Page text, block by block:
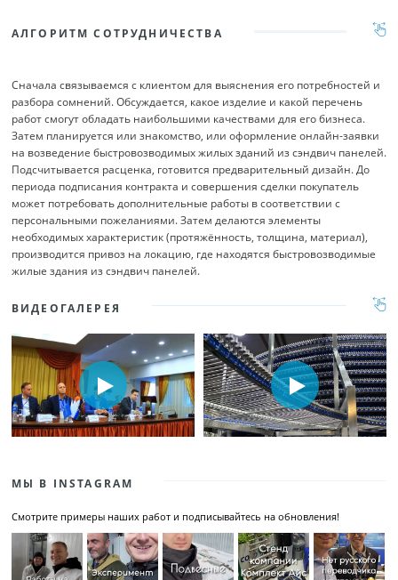
АЛГОРИТМ СОТРУДНИЧЕСТВА
Сначала связываемся с клиентом для выяснения его потребностей и
разбора сомнений. Обсуждается, какое изделие и какой перечень
работ смогут обладать наибольшими качествами для его бизнеса.
Затем планируется или знакомство, или оформление онлайн-заявки
на возведение быстровозводимых жилых зданий из сэндвич панелей.
Подсчитывается расценка, готовится предварительный дизайн. До
периода подписания контракта и совершения сделки покупатель
может потребовать дополнительные работы в соответствии с
персональными пожеланиями. Затем делаются элементы
необходимых характеристик (протяжённость, толщина, материал),
производится привоз на локацию, где находятся быстровозводимые
жилые здания из сэндвич панелей.
ВИДЕОГАЛЕРЕЯ
МЫ В INSTAGRAM
Смотрите примеры наших работ и подписывайтесь на обновления!